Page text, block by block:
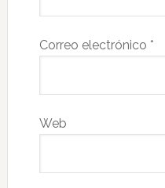
Correo electrónico *
Web